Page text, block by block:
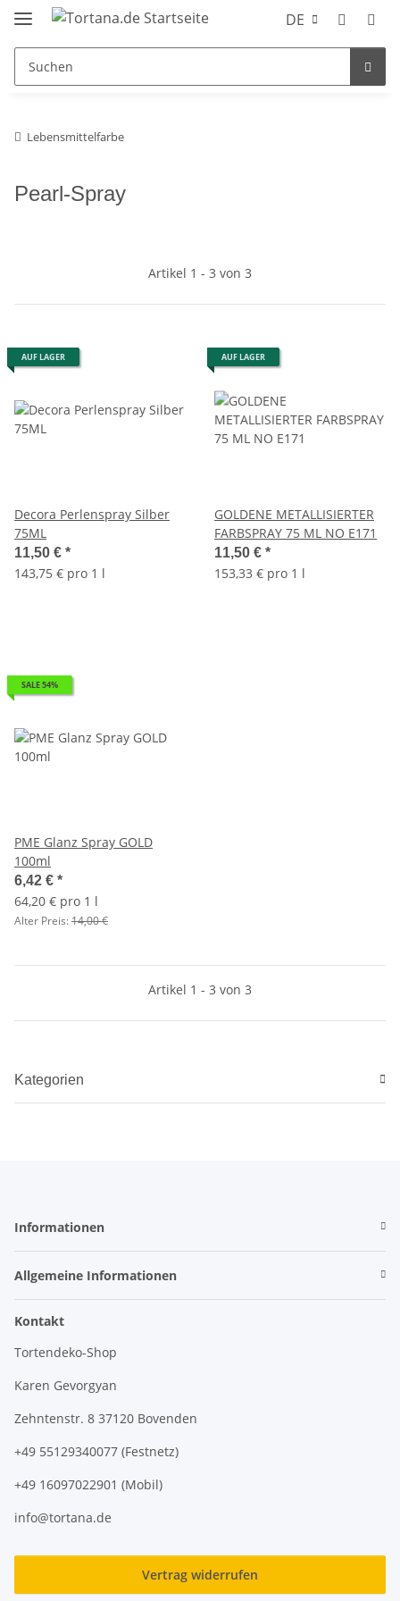
DE
Lebensmittelfarbe
Pearl-Spray
Artikel 1 - 3 von 3
AUF LAGER
Decora Perlenspray Silber
75ML
11,50 € *
143,75 € pro 1 l
AUF LAGER
GOLDENE METALLISIERTER
FARBSPRAY 75 ML NO E171
11,50 € *
153,33 € pro 1 l
SALE 54%
PME Glanz Spray GOLD
100ml
6,42 € *
64,20 € pro 1 l
Alter Preis:14,00 €
Artikel 1 - 3 von 3
Kategorien
Informationen
Allgemeine Informationen
Kontakt
Tortendeko-Shop
Karen Gevorgyan
Zehntenstr. 8 37120 Bovenden
+49 55129340077 (Festnetz)
+49 16097022901 (Mobil)
info@tortana.de
Vertrag widerrufen